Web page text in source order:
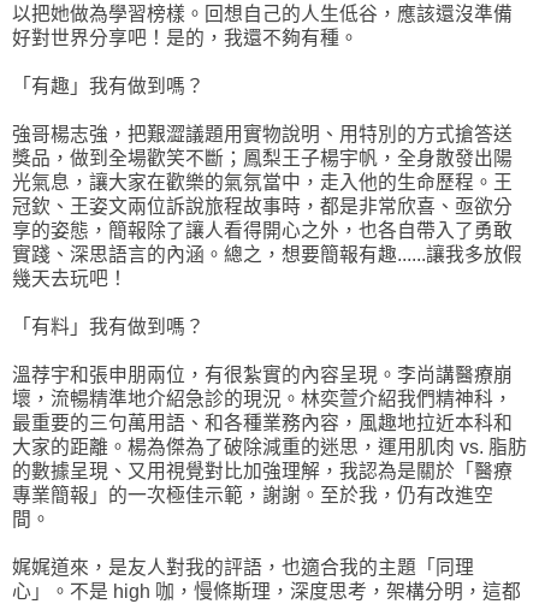
以把她做為學習榜樣。回想自己的人生低谷，應該還沒準備
好對世界分享吧！是的，我還不夠有種。
「有趣」我有做到嗎？
強哥楊志強，把艱澀議題用實物說明、用特別的方式搶答送
獎品，做到全場歡笑不斷；鳳梨王子楊宇帆，全身散發出陽
光氣息，讓大家在歡樂的氣氛當中，走入他的生命歷程。王
冠欽、王姿文兩位訴說旅程故事時，都是非常欣喜、亟欲分
享的姿態，簡報除了讓人看得開心之外，也各自帶入了勇敢
實踐、深思語言的內涵。總之，想要簡報有趣......讓我多放假
幾天去玩吧！
「有料」我有做到嗎？
溫荐宇和張申朋兩位，有很紮實的內容呈現。李尚講醫療崩
壞，流暢精準地介紹急診的現況。林奕萱介紹我們精神科，
最重要的三句萬用語、和各種業務內容，風趣地拉近本科和
大家的距離。楊為傑為了破除減重的迷思，運用肌肉 vs. 脂肪
的數據呈現、又用視覺對比加強理解，我認為是關於「醫療
專業簡報」的一次極佳示範，謝謝。至於我，仍有改進空
間。
娓娓道來，是友人對我的評語，也適合我的主題「同理
心」。不是 high 咖，慢條斯理，深度思考，架構分明，這都